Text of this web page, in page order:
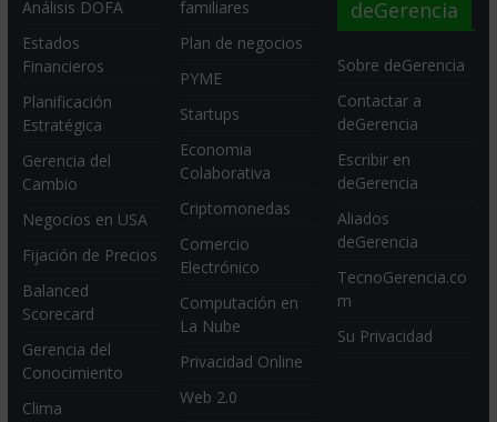
Análisis DOFA
Estados
Financieros
Planificación
Estratégica
Gerencia del
Cambio
Negocios en USA
Fijación de Precios
Balanced
Scorecard
Gerencia del
Conocimiento
Clima
familiares
Plan de negocios
PYME
Startups
Economia
Colaborativa
Criptomonedas
Comercio
Electrónico
Computación en
La Nube
Privacidad Online
Web 2.0
deGerencia
Sobre deGerencia
Contactar a
deGerencia
Escribir en
deGerencia
Aliados
deGerencia
TecnoGerencia.co
m
Su Privacidad